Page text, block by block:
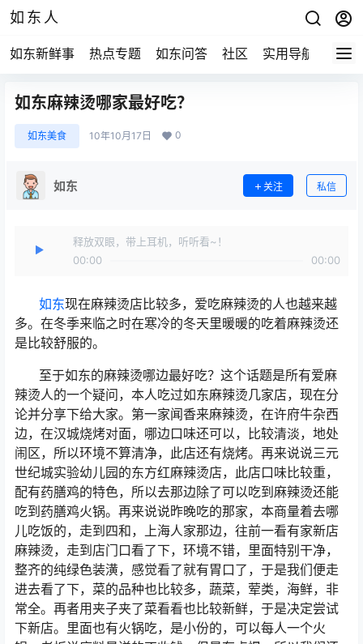
如东人
如东新鲜事 热点专题 如东问答 社区 实用导航 如东
如东麻辣烫哪家最好吃？
如东美食 10年10月17日 0
如东 关注 私信
释放双眼，带上耳机，听听看~！
00:00
00:00
如东现在麻辣烫店比较多，爱吃麻辣烫的人也越来越
多。在冬季来临之时在寒冷的冬天里暖暖的吃着麻辣烫还
是比较舒服的。
至于如东的麻辣烫哪边最好吃？这个话题是所有爱麻
辣烫人的一个疑问，本人吃过如东麻辣烫几家店，现在分
论并分享下给大家。第一家闻香来麻辣烫，在许府牛杂西
边，在汉城烧烤对面，哪边口味还可以，比较清淡，地处
闹区，所以环境不算清净，此店还有烧烤。再来说说三元
世纪城实验幼儿园的东方红麻辣烫店，此店口味比较重，
配有药膳鸡的特色，所以去那边除了可以吃到麻辣烫还能
吃到药膳鸡火锅。再来说说昨晚吃的那家，本商量着去哪
儿吃饭的，走到四和，上海人家那边，往前一看有家新店
麻辣烫，走到店门口看了下，环境不错，里面特别干净，
整齐的纯绿色装潢，感觉看了就有胃口了，于是我们便走
进去看了下，菜的品种也比较多，蔬菜，荤类，海鲜，非
常全。再者用夹子夹了菜看看也比较新鲜，于是决定尝试
下新店。里面也有火锅吃，是小份的，可以每人一个火